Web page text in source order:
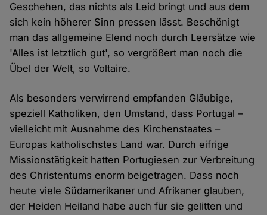
Geschehen, das nichts als Leid bringt und aus dem
sich kein höherer Sinn pressen lässt. Beschönigt
man das allgemeine Elend noch durch Leersätze wie
'Alles ist letztlich gut', so vergrößert man noch die
Übel der Welt, so Voltaire.
Als besonders verwirrend empfanden Gläubige,
speziell Katholiken, den Umstand, dass Portugal –
vielleicht mit Ausnahme des Kirchenstaates –
Europas katholischstes Land war. Durch eifrige
Missionstätigkeit hatten Portugiesen zur Verbreitung
des Christentums enorm beigetragen. Dass noch
heute viele Südamerikaner und Afrikaner glauben,
der Heiden Heiland habe auch für sie gelitten und